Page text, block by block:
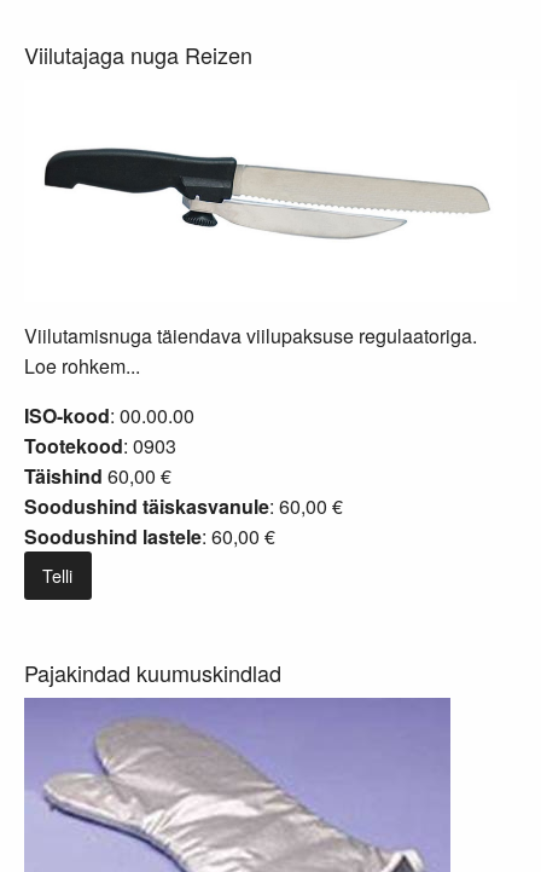
Viilutajaga nuga Reizen
Viilutamisnuga täiendava viilupaksuse regulaatoriga.
Loe rohkem...
ISO-kood: 00.00.00
Tootekood: 0903
Täishind 60,00 €
Soodushind täiskasvanule: 60,00 €
Soodushind lastele: 60,00 €
Telli
Pajakindad kuumuskindlad